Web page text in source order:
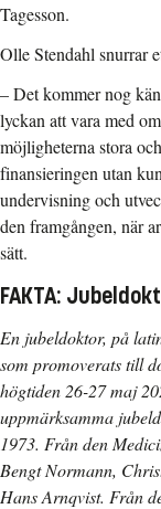
Tagesson.
Olle Stendahl snurrar
– Det kommer nog
lyckan att vara med
möjligheterna stora
finansieringen utan
undervisning och
den framgången, när
sätt.
FAKTA:
En jubeldoktor, på
som promoverats till
högtiden 26-27 maj
uppmärksamma
1973. Från den
Bengt Normann,
Hans Arnqvist. Från